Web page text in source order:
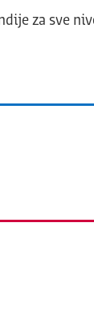
za sve